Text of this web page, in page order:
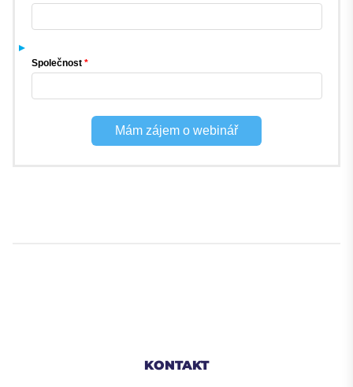
Společnost
Mám zájem o webinář
KONTAKT